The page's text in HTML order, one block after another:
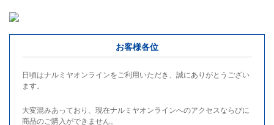
お客様各位
日頃はナルミヤオンラインをご利用いただき、誠にありがとうござい
ます。
大変混みあっており、現在ナルミヤオンラインへのアクセスならびに
商品のご購入ができません。